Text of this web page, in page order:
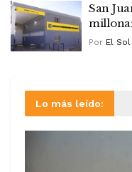
San
Por El
Lo más leído: